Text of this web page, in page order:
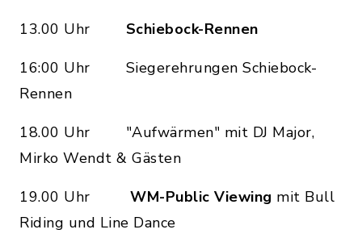
13.00 Uhr Schiebock-Rennen
16:00 Uhr Siegerehrungen Schiebock-
Rennen
18.00 Uhr "Aufwärmen" mit DJ Major,
Mirko Wendt & Gästen
19.00 Uhr WM-Public Viewing mit Bull
Riding und Line Dance